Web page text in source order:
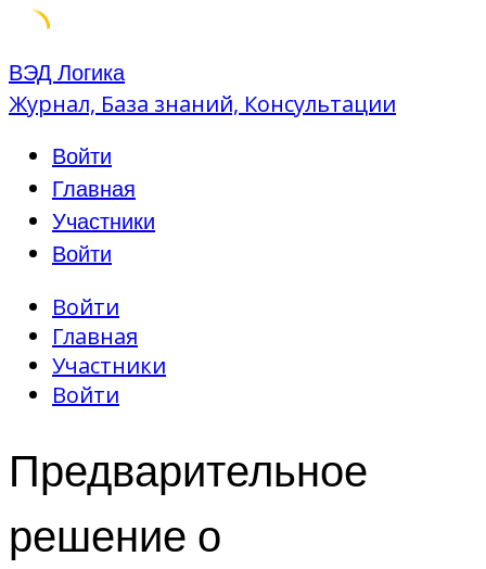
Skip
to
ВЭД Логика
Журнал, База знаний, Консультации
Войти
Главная
Участники
Войти
Войти
Главная
Участники
Войти
Предварительное
решение о